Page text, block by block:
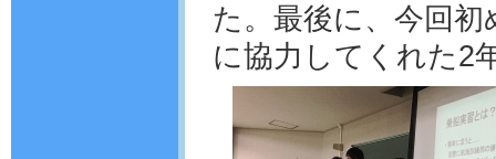
た。最後に、今回
に協力してくれた2